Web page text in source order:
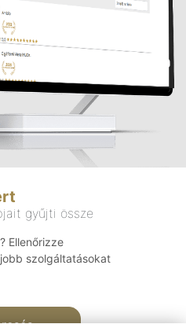
gyűjti össze
Ellenőrizze
szolgáltatásokat